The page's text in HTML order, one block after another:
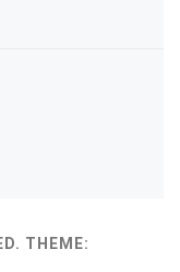
THEME: